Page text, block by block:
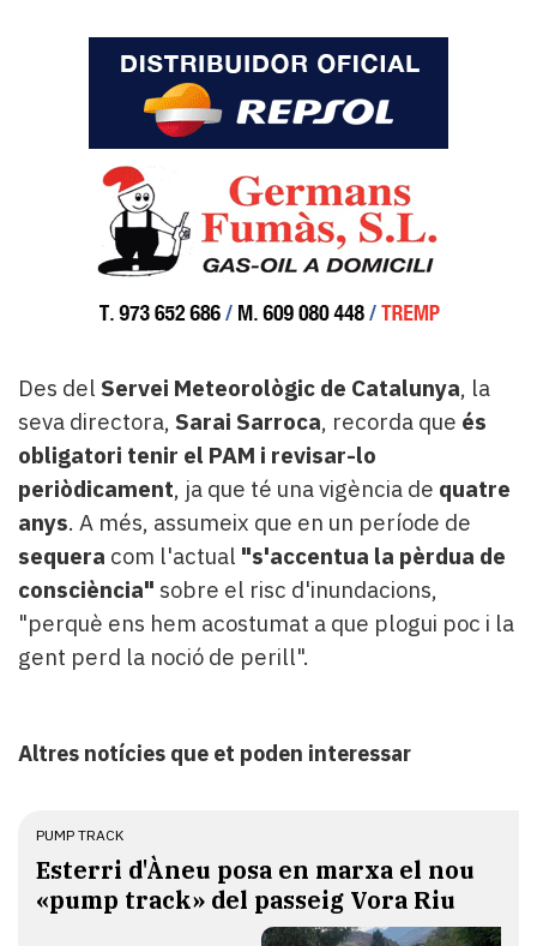
Des del Servei Meteorològic de Catalunya, la
seva directora, Sarai Sarroca, recorda que és
obligatori tenir el PAM i revisar-lo
periòdicament, ja que té una vigència de quatre
anys. A més, assumeix que en un període de
sequera com l'actual "s'accentua la pèrdua de
consciència" sobre el risc d'inundacions,
"perquè ens hem acostumat a que plogui poc i la
gent perd la noció de perill".
Altres notícies que et poden interessar
PUMP TRACK
Esterri d'Àneu posa en marxa el nou
«pump track» del passeig Vora Riu